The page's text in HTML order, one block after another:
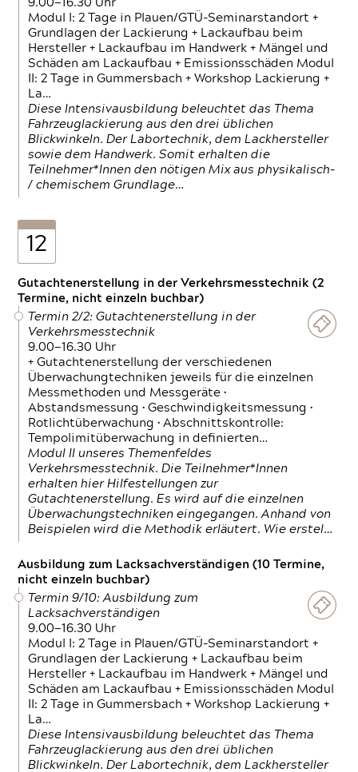
9.00—16.30 Uhr
Modul I: 2 Tage in Plauen/GTÜ-Seminarstandort +
Grundlagen der Lackierung + Lackaufbau beim
Hersteller + Lackaufbau im Handwerk + Mängel und
Schäden am Lackaufbau + Emissionsschäden Modul
II: 2 Tage in Gummersbach + Workshop Lackierung +
La…
Diese Intensivausbildung beleuchtet das Thema
Fahrzeuglackierung aus den drei üblichen
Blickwinkeln. Der Labortechnik, dem Lackhersteller
sowie dem Handwerk. Somit erhalten die
Teilnehmer*Innen den nötigen Mix aus physikalisch-
/ chemischem Grundlage…
12
Gutachtenerstellung in der Verkehrsmesstechnik (2
Termine, nicht einzeln buchbar)
Termin 2/2: Gutachtenerstellung in der
Verkehrsmesstechnik
9.00—16.30 Uhr
+ Gutachtenerstellung der verschiedenen
Überwachungtechniken jeweils für die einzelnen
Messmethoden und Messgeräte •
Abstandsmessung • Geschwindigkeitsmessung •
Rotlichtüberwachung • Abschnittskontrolle:
Tempolimitüberwachung in definierten…
Modul II unseres Themenfeldes
Verkehrsmesstechnik. Die Teilnehmer*Innen
erhalten hier Hilfestellungen zur
Gutachtenerstellung. Es wird auf die einzelnen
Überwachungstechniken eingegangen. Anhand von
Beispielen wird die Methodik erläutert. Wie erstel…
Ausbildung zum Lacksachverständigen (10 Termine,
nicht einzeln buchbar)
Termin 9/10: Ausbildung zum
Lacksachverständigen
9.00—16.30 Uhr
Modul I: 2 Tage in Plauen/GTÜ-Seminarstandort +
Grundlagen der Lackierung + Lackaufbau beim
Hersteller + Lackaufbau im Handwerk + Mängel und
Schäden am Lackaufbau + Emissionsschäden Modul
II: 2 Tage in Gummersbach + Workshop Lackierung +
La…
Diese Intensivausbildung beleuchtet das Thema
Fahrzeuglackierung aus den drei üblichen
Blickwinkeln. Der Labortechnik, dem Lackhersteller